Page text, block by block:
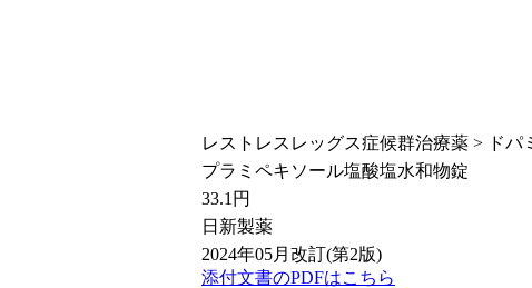
レストレスレッグス症候群治療薬 > ド
プラミペキソール塩酸塩水和物錠
33.1 円
日新製薬
2024年05月改訂(第2版)
添付文書のPDFはこちら